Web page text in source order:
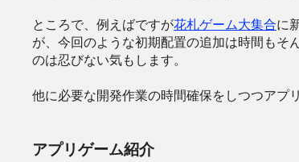
ところで、例えばですが花札ゲーム大集合に
が、今回のような初期配置の追加は時間もそ
のは忍びない気もします。
他に必要な開発作業の時間確保をしつつアプ
アプリゲーム紹介